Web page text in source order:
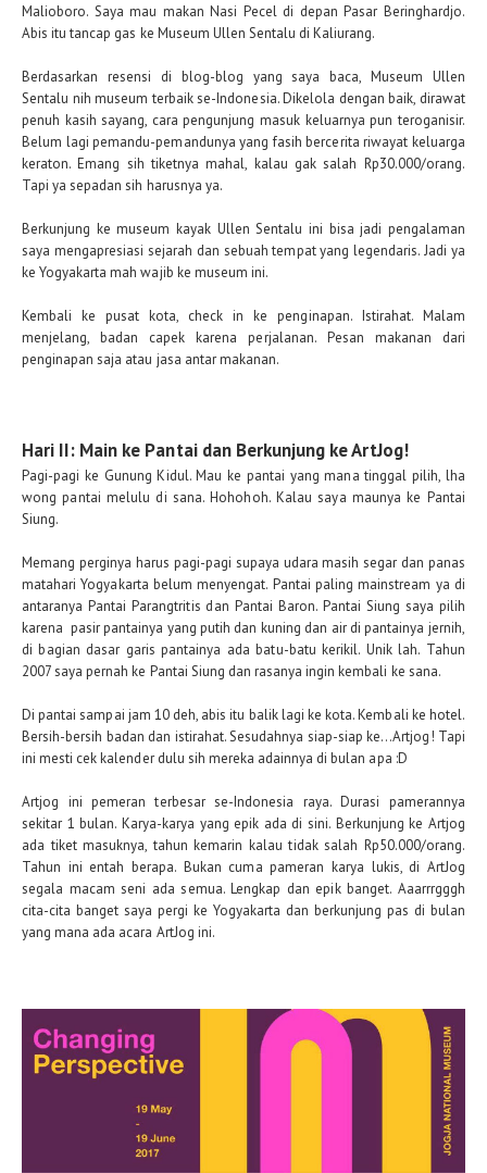
Malioboro. Saya mau makan Nasi Pecel di depan Pasar Beringhardjo.
Abis itu tancap gas ke Museum Ullen Sentalu di Kaliurang.
Berdasarkan resensi di blog-blog yang saya baca, Museum Ullen
Sentalu nih museum terbaik se-Indonesia. Dikelola dengan baik, dirawat
penuh kasih sayang, cara pengunjung masuk keluarnya pun teroganisir.
Belum lagi pemandu-pemandunya yang fasih bercerita riwayat keluarga
keraton. Emang sih tiketnya mahal, kalau gak salah Rp30.000/orang.
Tapi ya sepadan sih harusnya ya.
Berkunjung ke museum kayak Ullen Sentalu ini bisa jadi pengalaman
saya mengapresiasi sejarah dan sebuah tempat yang legendaris. Jadi ya
ke Yogyakarta mah wajib ke museum ini.
Kembali ke pusat kota, check in ke penginapan. Istirahat. Malam
menjelang, badan capek karena perjalanan. Pesan makanan dari
penginapan saja atau jasa antar makanan.
Hari II: Main ke Pantai dan Berkunjung ke ArtJog!
Pagi-pagi ke Gunung Kidul. Mau ke pantai yang mana tinggal pilih, lha
wong pantai melulu di sana. Hohohoh. Kalau saya maunya ke Pantai
Siung.
Memang perginya harus pagi-pagi supaya udara masih segar dan panas
matahari Yogyakarta belum menyengat. Pantai paling mainstream ya di
antaranya Pantai Parangtritis dan Pantai Baron. Pantai Siung saya pilih
karena pasir pantainya yang putih dan kuning dan air di pantainya jernih,
di bagian dasar garis pantainya ada batu-batu kerikil. Unik lah. Tahun
2007 saya pernah ke Pantai Siung dan rasanya ingin kembali ke sana.
Di pantai sampai jam 10 deh, abis itu balik lagi ke kota. Kembali ke hotel.
Bersih-bersih badan dan istirahat. Sesudahnya siap-siap ke…Artjog! Tapi
ini mesti cek kalender dulu sih mereka adainnya di bulan apa :D
Artjog ini pemeran terbesar se-Indonesia raya. Durasi pamerannya
sekitar 1 bulan. Karya-karya yang epik ada di sini. Berkunjung ke Artjog
ada tiket masuknya, tahun kemarin kalau tidak salah Rp50.000/orang.
Tahun ini entah berapa. Bukan cuma pameran karya lukis, di ArtJog
segala macam seni ada semua. Lengkap dan epik banget. Aaarrrgggh
cita-cita banget saya pergi ke Yogyakarta dan berkunjung pas di bulan
yang mana ada acara ArtJog ini.